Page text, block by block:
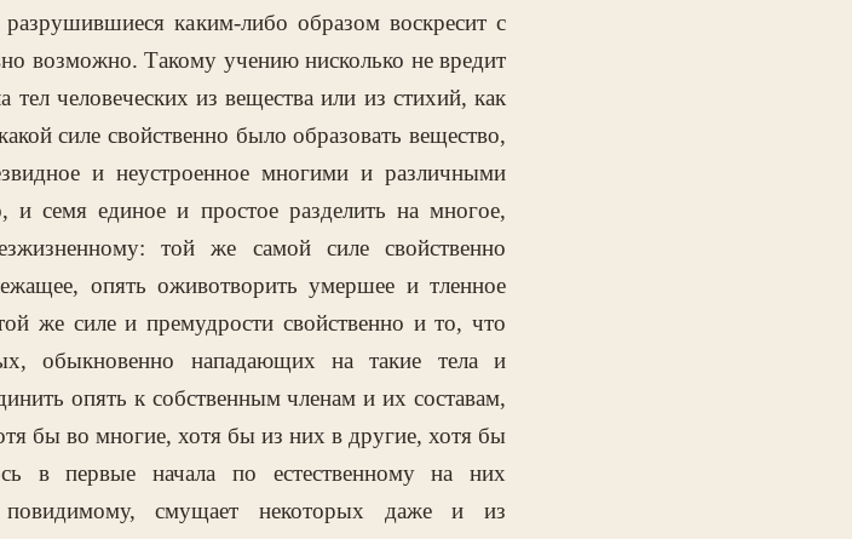
каким-либо образом воскресит с
возможно. Такому учению нисколько не вредит
тел человеческих из вещества или из стихий, как
силе свойственно было образовать вещество,
и неустроенное многими и различными
семя единое и простое разделить на многое,
той же самой силе свойственно
опять оживотворить умершее и тленное
же силе и премудрости свойственно и то, что
обыкновенно нападающих на такие тела и
опять к собственным членам и их составам,
бы во многие, хотя бы из них в другие, хотя бы
в первые начала по естественному на них
повидимому, смущает некоторых даже и из